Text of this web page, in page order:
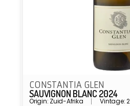
CONSTANTIA GLEN
SAUVIGNON BLANC 2024
Origin: Zuid-Afrika Vintage: